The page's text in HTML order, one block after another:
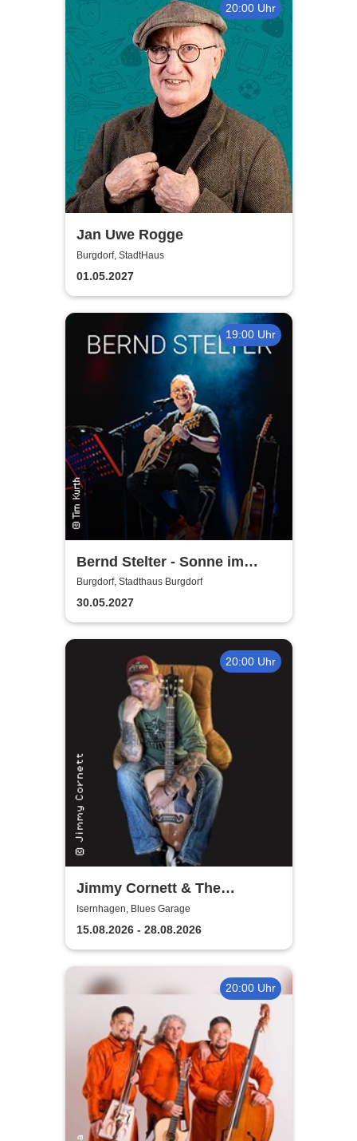
20:00 Uhr
Jan Uwe Rogge
Burgdorf, StadtHaus
01.05.2027
19:00 Uhr
Bernd Stelter - Sonne im
Herzen, Blödsinn im Kopp!
Burgdorf, Stadthaus Burgdorf
30.05.2027
20:00 Uhr
Jimmy Cornett & The
Deadmen
Isernhagen, Blues Garage
15.08.2026 - 28.08.2026
20:00 Uhr